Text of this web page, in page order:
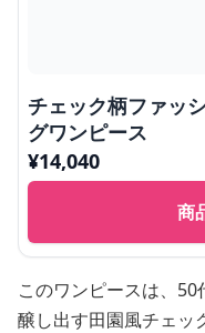
チェック柄ファッ
グワンピース
¥14,040
商
このワンピースは、
醸し出す田園風チェッ